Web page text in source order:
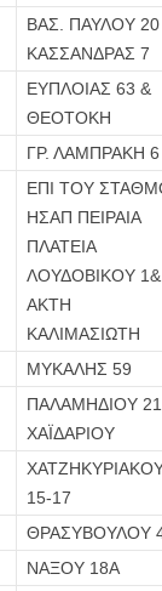
ΒΑΣ. ΠΑΥΛΟΥ 20
ΚΑΣΣΑΝΔΡΑΣ 7
ΕΥΠΛΟΙΑΣ 63 &
ΘΕΟΤΟΚΗ
ΓΡ. ΛΑΜΠΡΑΚΗ 6
EΠΙ ΤΟΥ
ΗΣΑΠ ΠΕΙΡΑΙΑ
ΠΛΑΤΕΙΑ
ΛΟΥΔΟΒΙΚΟΥ 1&
ΑΚΤΗ
ΚΑΛΙΜΑΣΙΩΤΗ
ΜΥΚΑΛΗΣ 59
ΠΑΛΑΜΗΔΙΟΥ
ΧΑΪΔΑΡΙΟΥ
15-17
ΘΡΑΣΥΒΟΥΛΟΥ
ΝΑΞΟΥ 18A